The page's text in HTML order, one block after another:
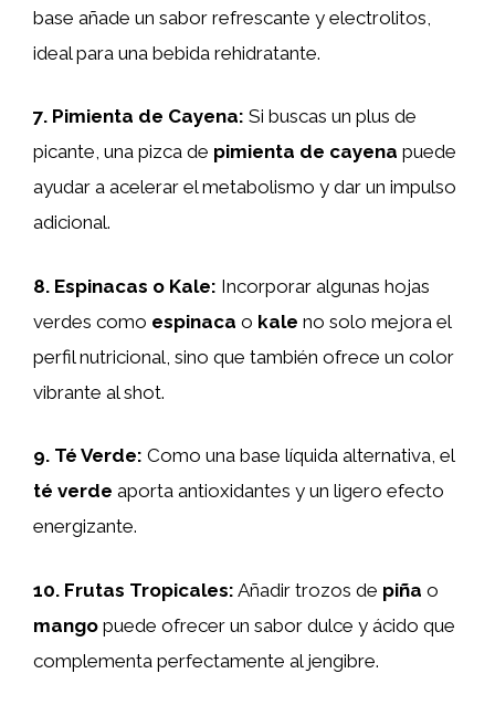
base añade un sabor refrescante y electrolitos,
ideal para una bebida rehidratante.
7. Pimienta de Cayena: Si buscas un plus de
picante, una pizca de pimienta de cayena puede
ayudar a acelerar el metabolismo y dar un impulso
adicional.
8. Espinacas o Kale: Incorporar algunas hojas
verdes como espinaca o kale no solo mejora el
perfil nutricional, sino que también ofrece un color
vibrante al shot.
9. Té Verde: Como una base líquida alternativa, el
té verde aporta antioxidantes y un ligero efecto
energizante.
10. Frutas Tropicales: Añadir trozos de piña o
mango puede ofrecer un sabor dulce y ácido que
complementa perfectamente al jengibre.